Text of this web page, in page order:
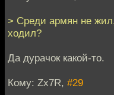
> Среди армян не
ходил?
Да дурачок какой-то.
Кому: Zx7R, #29